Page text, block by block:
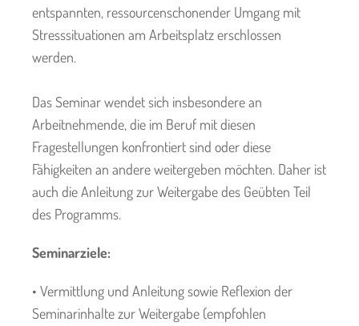
entspannten, ressourcenschonender Umgang mit
Stresssituationen am Arbeitsplatz erschlossen
werden.
Das Seminar wendet sich insbesondere an
Arbeitnehmende, die im Beruf mit diesen
Fragestellungen konfrontiert sind oder diese
Fähigkeiten an andere weitergeben möchten. Daher ist
auch die Anleitung zur Weitergabe des Geübten Teil
des Programms.
Seminarziele:
• Vermittlung und Anleitung sowie Reflexion der
Seminarinhalte zur Weitergabe (empfohlen